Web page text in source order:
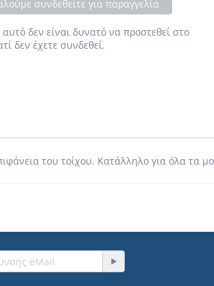
συνδεθείτε για παραγγελία
δεν είναι δυνατό να προστεθεί στο
δεν έχετε συνδεθεί.
του τοίχου. Κατάλληλο για όλα τα